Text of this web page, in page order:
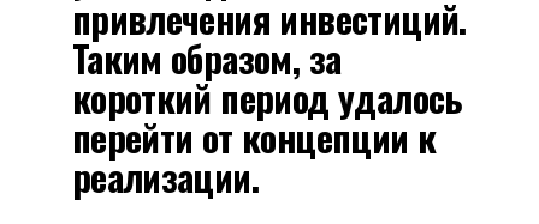
привлечения инвестиций.
Таким образом, за
короткий период удалось
перейти от концепции к
реализации.